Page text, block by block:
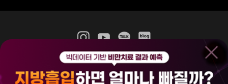
365mc 병·의원 이용약관
홈페이지 이용약관
비급여진료수가